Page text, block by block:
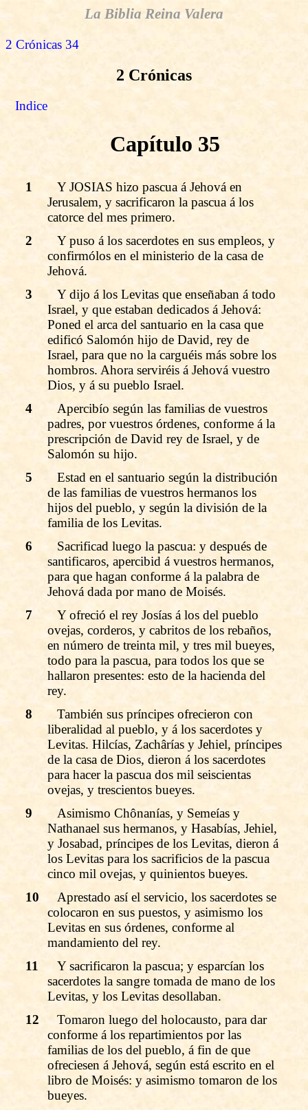
La Biblia Reina Valera
2 Crónicas 34
2 Crónicas
Indice
Capítulo 35
1
Y JOSIAS hizo pascua á Jehová en
Jerusalem, y sacrificaron la pascua á los
catorce del mes primero.
2
Y puso á los sacerdotes en sus empleos, y
confirmólos en el ministerio de la casa de
Jehová.
3
Y dijo á los Levitas que enseñaban á todo
Israel, y que estaban dedicados á Jehová:
Poned el arca del santuario en la casa que
edificó Salomón hijo de David, rey de
Israel, para que no la carguéis más sobre los
hombros. Ahora serviréis á Jehová vuestro
Dios, y á su pueblo Israel.
4
Apercibío según las familias de vuestros
padres, por vuestros órdenes, conforme á la
prescripción de David rey de Israel, y de
Salomón su hijo.
5
Estad en el santuario según la distribución
de las familias de vuestros hermanos los
hijos del pueblo, y según la división de la
familia de los Levitas.
6
Sacrificad luego la pascua: y después de
santificaros, apercibid á vuestros hermanos,
para que hagan conforme á la palabra de
Jehová dada por mano de Moisés.
7
Y ofreció el rey Josías á los del pueblo
ovejas, corderos, y cabritos de los rebaños,
en número de treinta mil, y tres mil bueyes,
todo para la pascua, para todos los que se
hallaron presentes: esto de la hacienda del
rey.
8
También sus príncipes ofrecieron con
liberalidad al pueblo, y á los sacerdotes y
Levitas. Hilcías, Zachârías y Jehiel, príncipes
de la casa de Dios, dieron á los sacerdotes
para hacer la pascua dos mil seiscientas
ovejas, y trescientos bueyes.
9
Asimismo Chônanías, y Semeías y
Nathanael sus hermanos, y Hasabías, Jehiel,
y Josabad, príncipes de los Levitas, dieron á
los Levitas para los sacrificios de la pascua
cinco mil ovejas, y quinientos bueyes.
10
Aprestado así el servicio, los sacerdotes se
colocaron en sus puestos, y asimismo los
Levitas en sus órdenes, conforme al
mandamiento del rey.
11
Y sacrificaron la pascua; y esparcían los
sacerdotes la sangre tomada de mano de los
Levitas, y los Levitas desollaban.
12
Tomaron luego del holocausto, para dar
conforme á los repartimientos por las
familias de los del pueblo, á fin de que
ofreciesen á Jehová, según está escrito en el
libro de Moisés: y asimismo tomaron de los
bueyes.